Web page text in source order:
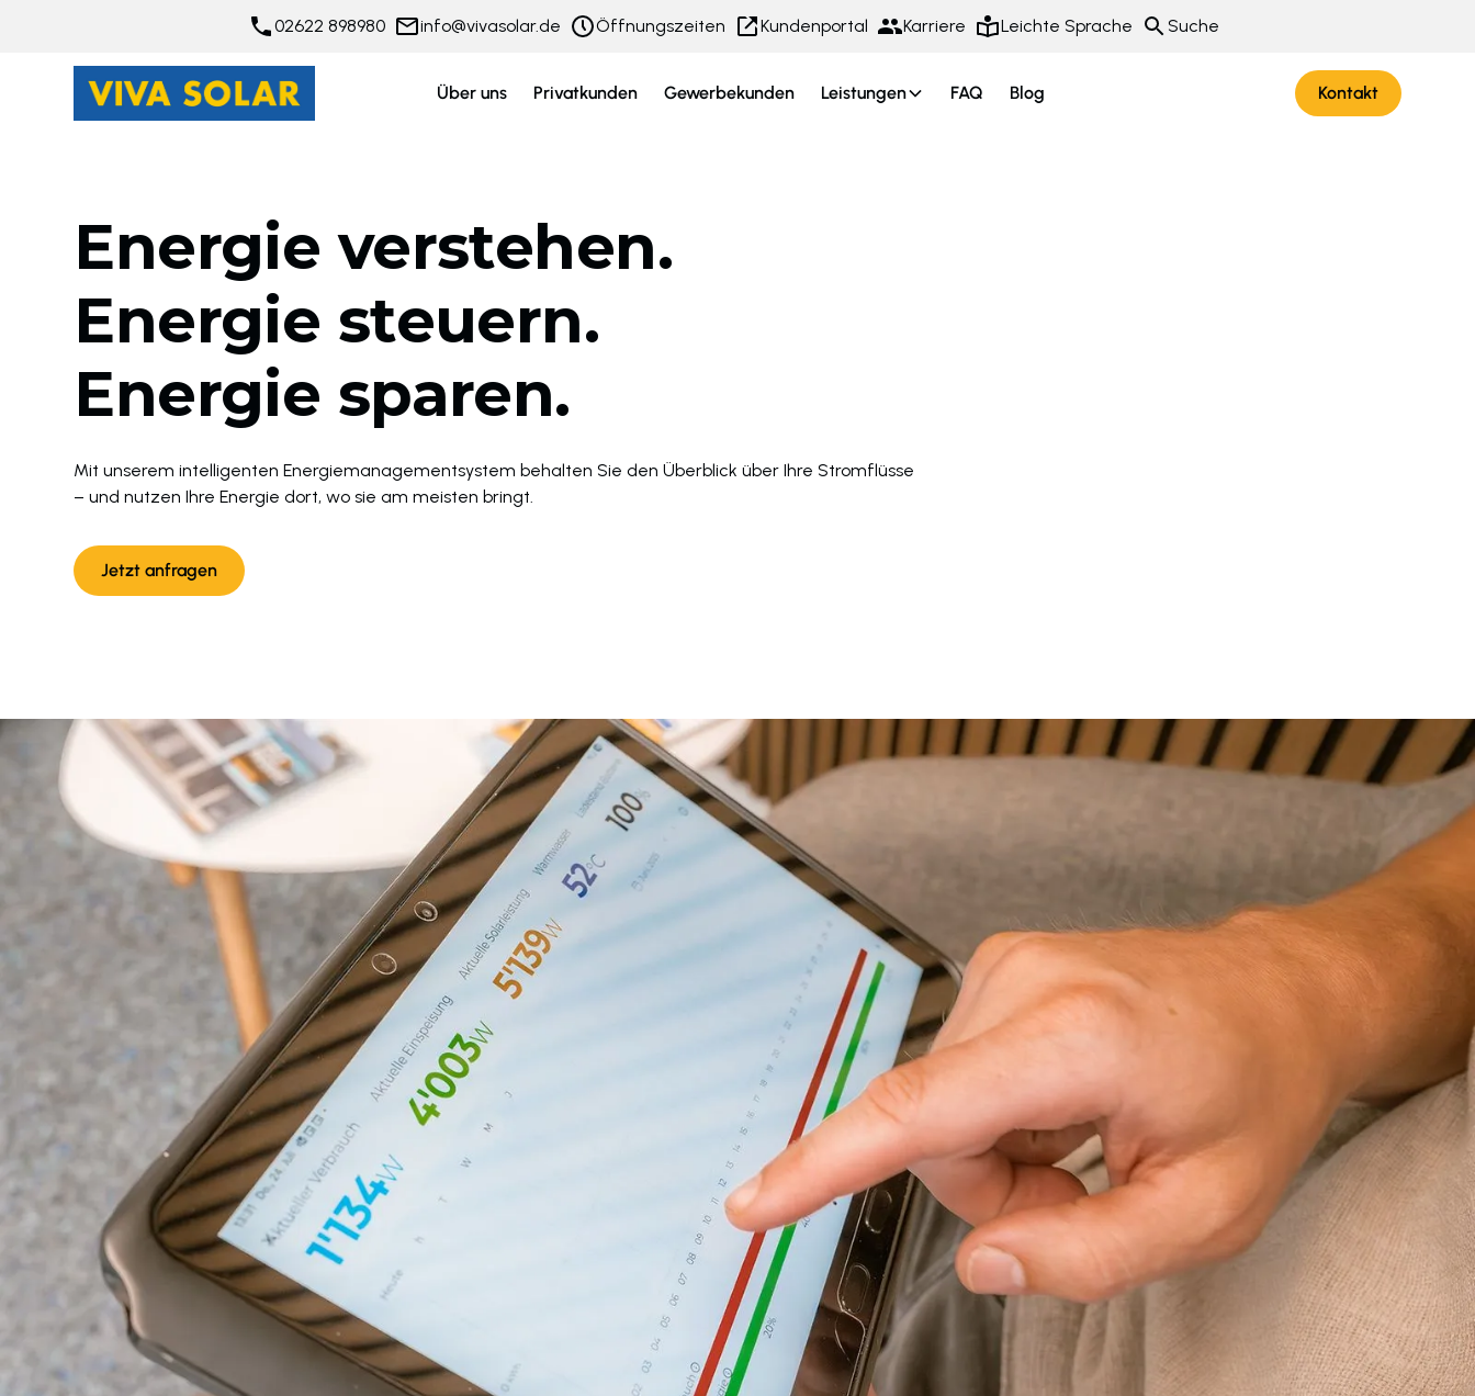
02622 898980 info@vivasolar.de Öffnungszeiten Kundenportal Karriere Leichte Sprache Suche
Über uns Privatkunden Gewerbekunden Leistungen FAQ Blog Kontakt
Energie verstehen.
Energie steuern.
Energie sparen.
Mit unserem intelligenten Energiemanagementsystem behalten Sie den Überblick über Ihre Stromflüsse
– und nutzen Ihre Energie dort, wo sie am meisten bringt.
Jetzt anfragen